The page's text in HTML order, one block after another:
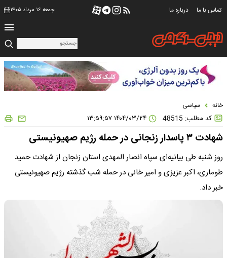
تماس با ما درباره ما جمعه ۱۶ مرداد ۱۴۰۵
خانه سیاسی
کد مطلب: 48515
شهادت ۳ پاسدار زنجانی در حمله رژیم صهیونیستی
روز شنبه طی بیانیه‌ای سپاه انصار المهدی استان زنجان از شهادت حمید
طوماری، اکبر عزیزی و امیر خانی در حمله شب گذشته رژیم صهیونیستی
خبر داد.